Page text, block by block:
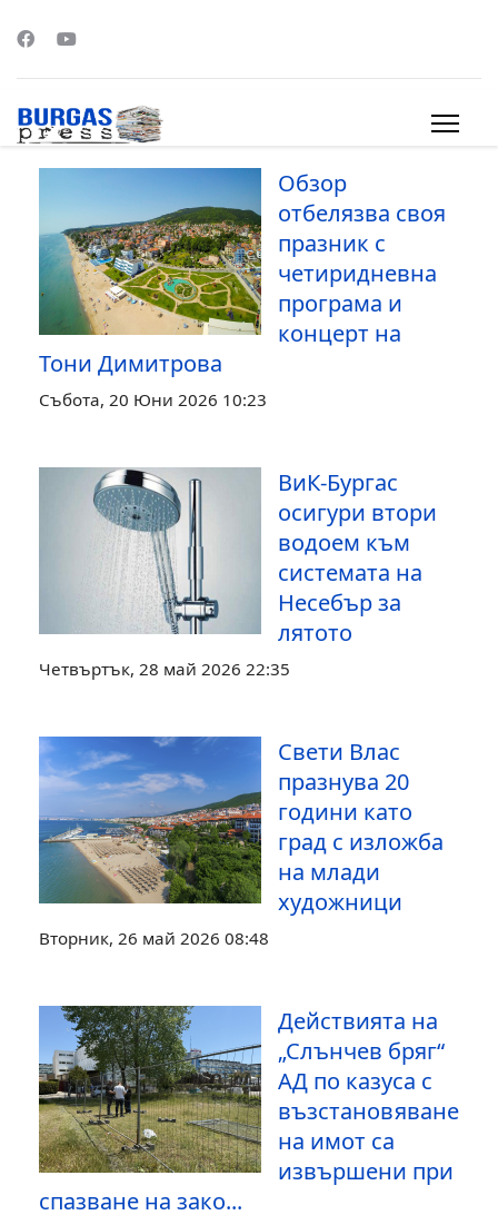
Обзор
отбелязва своя
празник с
четиридневна
програма и
концерт на
Тони Димитрова
Събота, 20 Юни 2026 10:23
ВиК-Бургас
осигури втори
водоем към
системата на
Несебър за
лятото
Четвъртък, 28 май 2026 22:35
Свети Влас
празнува 20
години като
град с изложба
на млади
художници
Вторник, 26 май 2026 08:48
Действията на
„Слънчев бряг“
АД по казуса с
възстановяване
на имот са
извършени при
спазване на зако...